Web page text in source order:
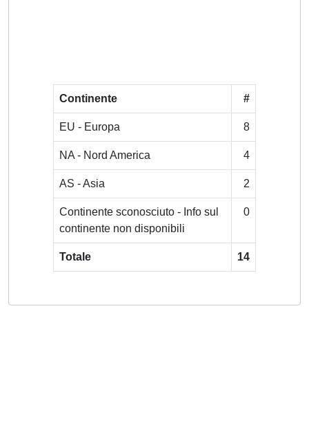
Continente #
EU - Europa 8
NA - Nord America 4
AS - Asia 2
Continente sconosciuto - Info sul
continente non disponibili
0
Totale 14